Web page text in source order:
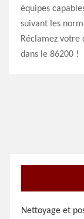
équipes
suivant les
Réclamez votre
dans le 86200 !
Nettoyage et